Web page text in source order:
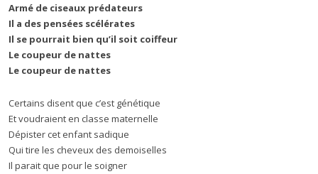
Armé de ciseaux prédateurs
Il a des pensées scélérates
Il se pourrait bien qu’il soit coiffeur
Le coupeur de nattes
Le coupeur de nattes
Certains disent que c’est génétique
Et voudraient en classe maternelle
Dépister cet enfant sadique
Qui tire les cheveux des demoiselles
Il parait que pour le soigner